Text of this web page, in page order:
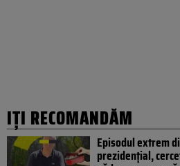
IȚI RECOMANDĂM
Episodul extrem
prezidențial,